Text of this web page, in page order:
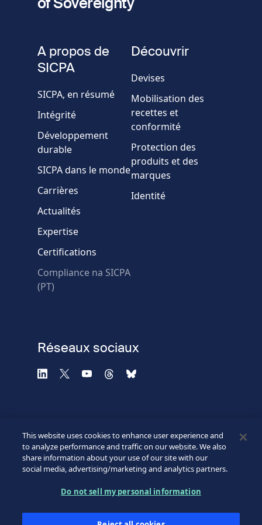
téléphone
Société/Organisation
Pays
Message
Échec de la vérification.
Utilisez un autre
A propos de
SICPA
SICPA, en résumé
Intégrité
Développement
durable
SICPA dans le monde
Carrières
Actualités
Expertise
Certifications
Compliance na SICPA
(PT)
Découvrir
Devises
Mobilisation des
recettes et
conformité
Protection des
produits et des
marques
Identité
Réseaux sociaux
Footer
©2026 SICPA HOLDING SA.
Politique de confidentialité
This website uses cookies to enhance user experience and
to analyze performance and traffic on our website. We also
share information about your use of our site with our
social media, advertising/marketing and analytics partners.
Do not sell my personal information